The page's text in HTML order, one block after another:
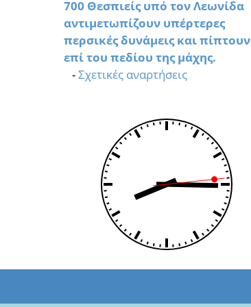
700 Θεσπιείς υπό τον Λεωνίδα
αντιμετωπίζουν υπέρτερες
περσικές δυνάμεις και πίπτουν
επί του πεδίου της μάχης.
-Σχετικές αναρτήσεις